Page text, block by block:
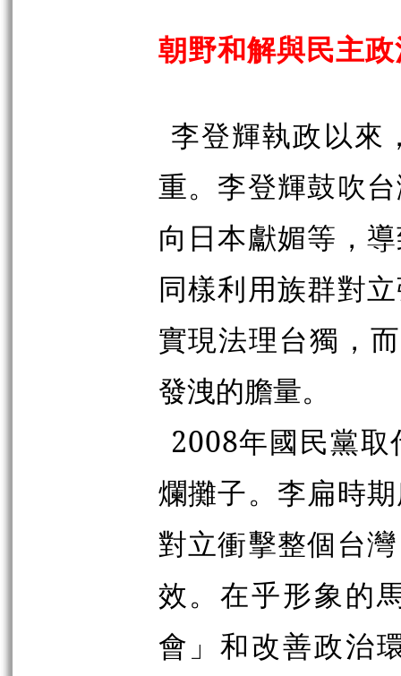
朝野和解與民主
李登輝執政以來
重。李登輝鼓吹
向日本獻媚等，
同樣利用族群對
實現法理台獨，
發洩的膽量。
2008年國民黨
爛攤子。李扁時
對立衝擊整個台
效。在乎形象的
會」和改善政治